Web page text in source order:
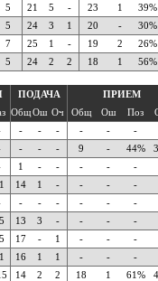
5 21 5 - 23 1 39%
5 24 3 1 20 - 30%
7 25 1 - 19 2 26%
5 24 2 2 18 1 56%
ПОДАЧА ПРИЕМ
ОбщОш Оч Общ Ош Поз
- - - - - -
- - - 9 - 44%
1 - - - - -
14 1 - - - -
- - - - - -
13 3 - - - -
17 - 1 - - -
16 1 1 - - -
14 2 2 18 1 61%